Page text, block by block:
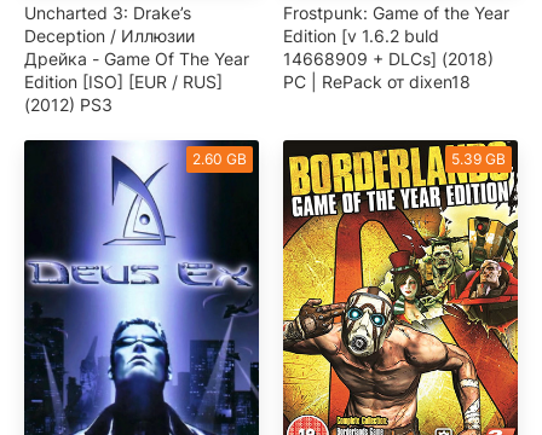
Uncharted 3: Drake’s
Deception / Иллюзии
Дрейка - Game Of The Year
Edition [ISO] [EUR / RUS]
(2012) PS3
Frostpunk: Game of the Year
Edition [v 1.6.2 buld
14668909 + DLCs] (2018)
PC | RePack от dixen18
2.60 GB 5.39 GB